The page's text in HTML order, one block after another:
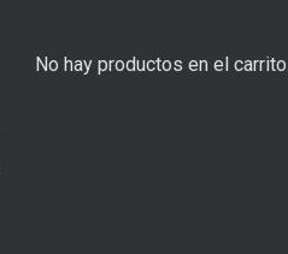
No hay productos en el carrito.